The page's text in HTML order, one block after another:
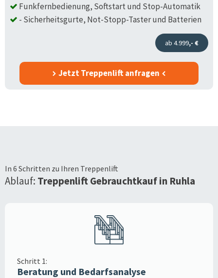
Funkfernbedienung, Softstart und Stop-Automatik
- Sicherheitsgurte, Not-Stopp-Taster und Batterien
ab 4.999,- €
Jetzt Treppenlift anfragen
In 6 Schritten zu Ihren Treppenlift
Ablauf: Treppenlift Gebrauchtkauf in Ruhla
Schritt 1:
Beratung und Bedarfsanalyse